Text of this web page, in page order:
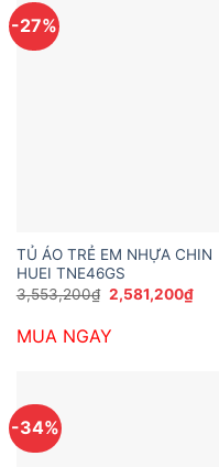
-27%
TỦ ÁO TRẺ EM NHỰA CHIN
HUEI TNE46GS
3,553,200₫ Giá
gốc
3,553,200₫.
2,581,200₫Giá
hiện
MUA NGAY
-34%